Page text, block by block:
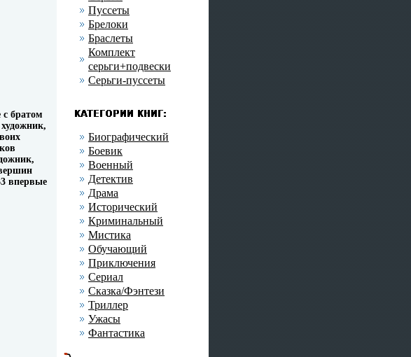
с братом
впервые
Пуссеты
Брелоки
Браслеты
Комплект
серьги+подвески
Серьги-пуссеты
Биографический
Боевик
Военный
Детектив
Драма
Исторический
Криминальный
Мистика
Обучающий
Приключения
Сериал
Сказка/Фэнтези
Триллер
Ужасы
Фантастика